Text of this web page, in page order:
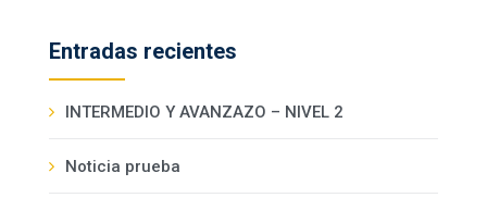
Entradas recientes
INTERMEDIO Y AVANZAZO – NIVEL 2
Noticia prueba